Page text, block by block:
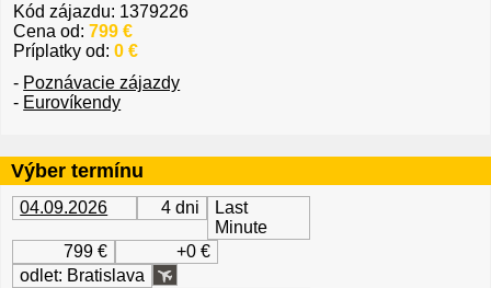
Kód zájazdu: 1379226
Cena od:799 €
Príplatky od:0 €
- Poznávacie zájazdy
- Eurovíkendy
Výber termínu
04.09.2026 4 dni
Last
Minute
799 €
+0 €
odlet: Bratislava